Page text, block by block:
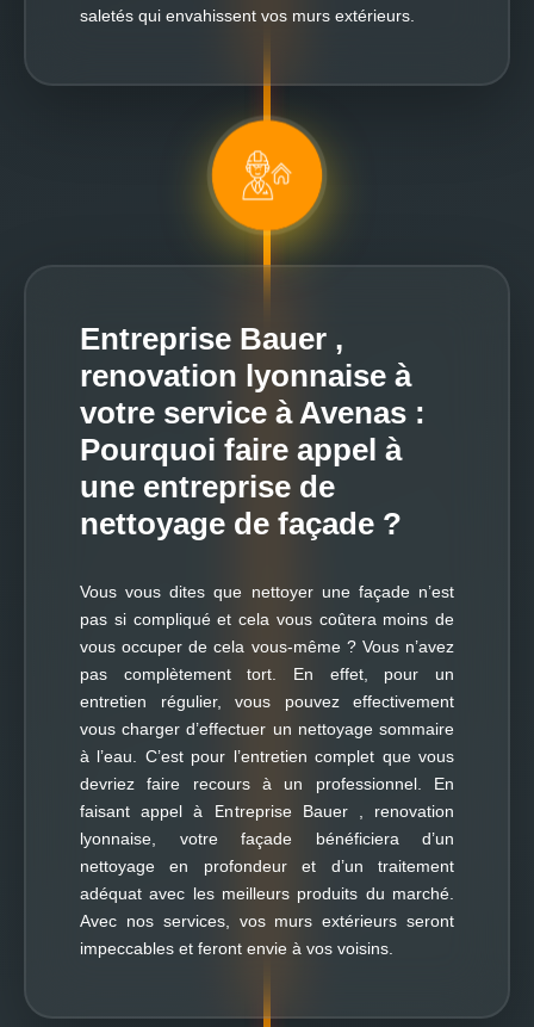
saletés qui envahissent vos murs extérieurs.
Entreprise Bauer ,
renovation lyonnaise à
votre service à Avenas :
Pourquoi faire appel à
une entreprise de
nettoyage de façade ?
Vous vous dites que nettoyer une façade n’est
pas si compliqué et cela vous coûtera moins de
vous occuper de cela vous-même ? Vous n’avez
pas complètement tort. En effet, pour un
entretien régulier, vous pouvez effectivement
vous charger d’effectuer un nettoyage sommaire
à l’eau. C’est pour l’entretien complet que vous
devriez faire recours à un professionnel. En
faisant appel à Entreprise Bauer , renovation
lyonnaise, votre façade bénéficiera d’un
nettoyage en profondeur et d’un traitement
adéquat avec les meilleurs produits du marché.
Avec nos services, vos murs extérieurs seront
impeccables et feront envie à vos voisins.